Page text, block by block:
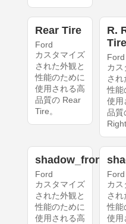
Rear Tire
Ford
カスタマイズ
された外観と
性能のために
使用される高
品質の Rear
Tire。
R.
Tire
Ford
カス
され
性能
使用
品質
Ford
カスタマイズ
された外観と
性能のために
使用される高
Ford
カス
され
性能
使用